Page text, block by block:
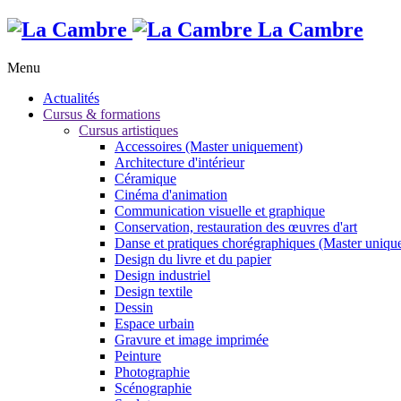
La Cambre
Menu
Actualités
Cursus & formations
Cursus artistiques
Accessoires (Master uniquement)
Architecture d'intérieur
Céramique
Cinéma d'animation
Communication visuelle et graphique
Conservation, restauration des œuvres d'art
Danse et pratiques chorégraphiques (Master
Design du livre et du papier
Design industriel
Design textile
Dessin
Espace urbain
Gravure et image imprimée
Peinture
Photographie
Scénographie